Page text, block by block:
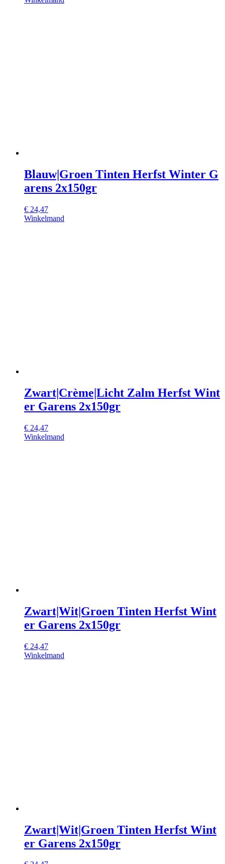
Blauw|Groen Tinten Herfst Winter G
arens 2x150gr
€ 24,47
Winkelmand
Zwart|Crème|Licht Zalm Herfst Wint
er Garens 2x150gr
€ 24,47
Winkelmand
Zwart|Wit|Groen Tinten Herfst Wint
er Garens 2x150gr
€ 24,47
Winkelmand
Zwart|Wit|Groen Tinten Herfst Wint
er Garens 2x150gr